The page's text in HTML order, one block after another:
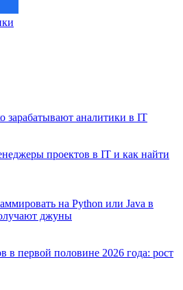
зарабатывают аналитики в IT
проектов в IT и как найти
на Python или Java в
джуны
в первой половине 2026 года: рост